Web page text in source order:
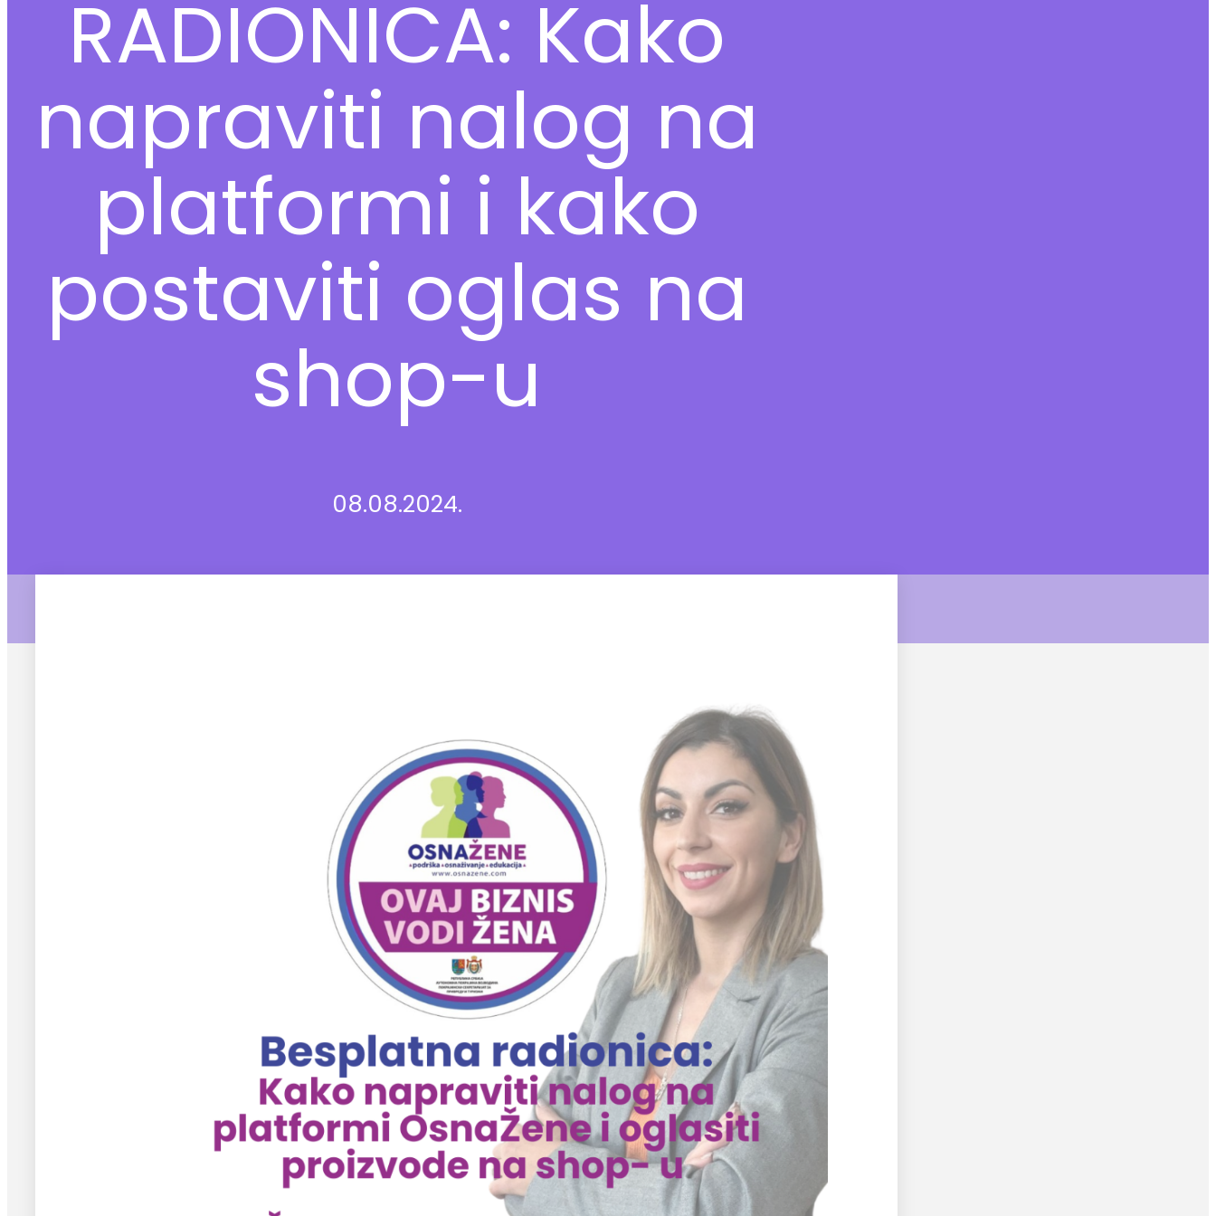
RADIONICA: Kako
napraviti nalog na
platformi i kako
postaviti oglas na
shop-u
08.08.2024.